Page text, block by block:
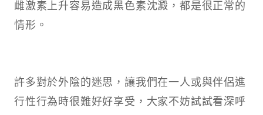
雌激素上升容易造成黑色素沈澱，都是很正常的
情形。
許多對於外陰的迷思，讓我們在一人或與伴侶進
行性行為時很難好好享受，大家不妨試試看深呼